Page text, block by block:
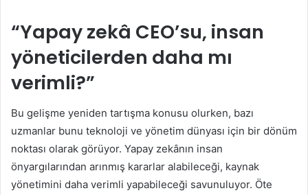
“Yapay zekâ CEO’su, insan
yöneticilerden daha mı
verimli?”
Bu gelişme yeniden tartışma konusu olurken, bazı
uzmanlar bunu teknoloji ve yönetim dünyası için bir dönüm
noktası olarak görüyor. Yapay zekânın insan
önyargılarından arınmış kararlar alabileceği, kaynak
yönetimini daha verimli yapabileceği savunuluyor. Öte